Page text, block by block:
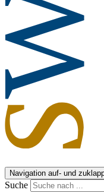
Navigation auf- und
Suche